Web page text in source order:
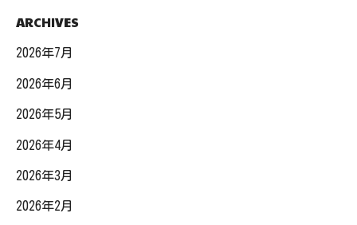
ARCHIVES
2026年7月
2026年6月
2026年5月
2026年4月
2026年3月
2026年2月